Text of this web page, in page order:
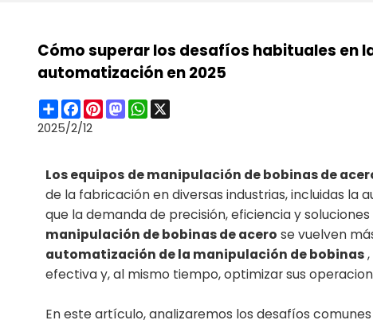
Cómo superar los desafíos habituales en
automatización en 2025
ShareFacebook
Pinterest
Mastodon
WhatsApp
X
2025/2/12
Los equipos de manipulación de bobinas de
de la fabricación en diversas industrias, incluidas
que la demanda de precisión, eficiencia y
manipulación de bobinas de acero se vuelven
automatización de la manipulación de bobinas,
efectiva y, al mismo tiempo, optimizar sus
En este artículo, analizaremos los desafíos